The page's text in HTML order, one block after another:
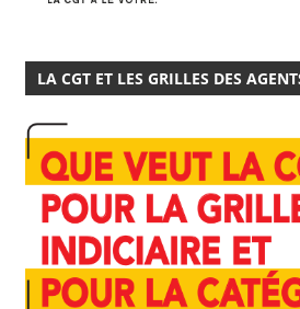
LA CGT ET LES GRILLES DES